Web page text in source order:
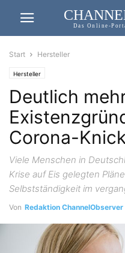
Das Online-
Start Hersteller
Hersteller
Deutlich
Corona-
Viele Menschen in
Krise auf Eis gelegten
Selbstständigkeit im
Von Redaktion ChannelObserver